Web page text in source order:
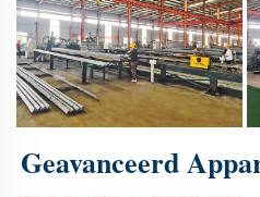
Geavanceerd